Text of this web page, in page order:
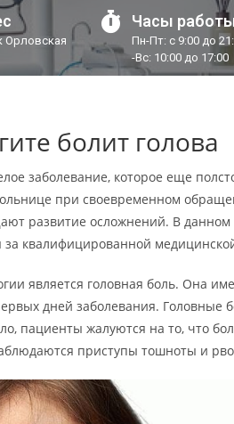
Орловская
Часы
Пн-Пт: с 9:00 до
-Вс: 10:00 до 17:00
болит голова
заболевание, которое еще
при своевременном
развитие осложнений. В
за квалифицированной
является головная боль. Она
дней заболевания. Головные
пациенты жалуются на то, что
приступы тошноты и